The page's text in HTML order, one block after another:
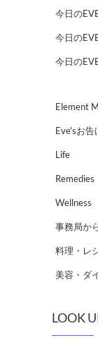
今日の
今日の
今日の
Element
Eve'sお告
Life
Remedies
Wellness
事務局か
料理・レ
美容・ダ
LOOK